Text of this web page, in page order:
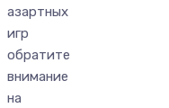
азартных
игр
обратите
внимание
на